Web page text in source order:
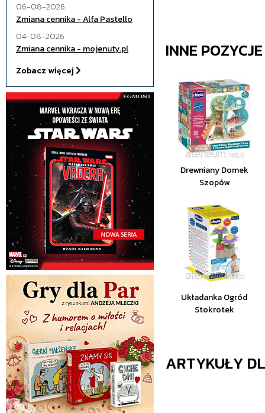
06-08-2026
Zmiana cennika - Alfa Pastello
04-08-2026
Zmiana cennika - mojenuty.pl
Zobacz więcej
INNE
Drewniany Domek
Szopów
Układanka Ogród
Stokrotek
ARTYKUŁY